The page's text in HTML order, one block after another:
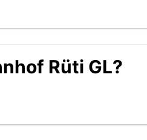
Rüti GL?